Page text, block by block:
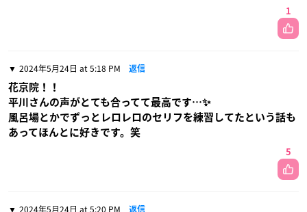
1
2024年5月24日 at 5:18 PM 返信
花京院！！
平川さんの声がとても合ってて最高です…✨️
風呂場とかでずっとレロレロのセリフを練習してたという話も
あってほんとに好きです。笑
5
2024年5月24日 at 5:20 PM 返信